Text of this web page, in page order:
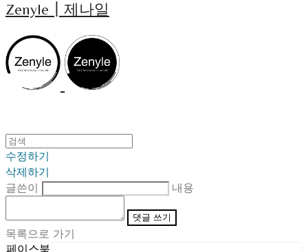
Zenyle┃제나일
수정하기
삭제하기
글쓴이
내용
댓글 쓰기
목록으로 가기
페이스북